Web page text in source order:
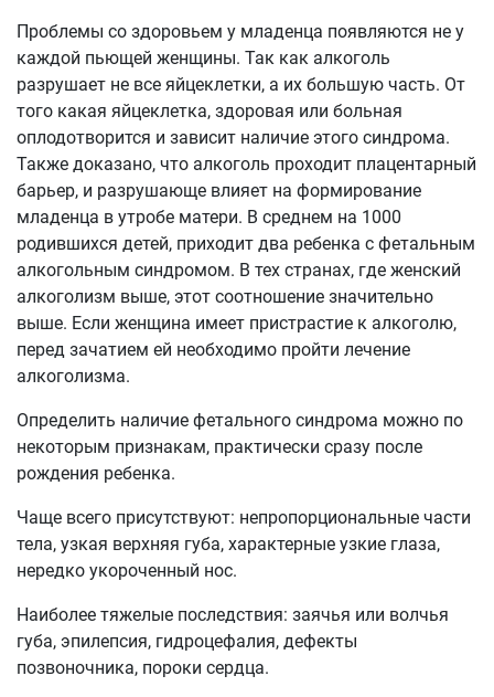
Проблемы со здоровьем у младенца появляются не у
каждой пьющей женщины. Так как алкоголь
разрушает не все яйцеклетки, а их большую часть. От
того какая яйцеклетка, здоровая или больная
оплодотворится и зависит наличие этого синдрома.
Также доказано, что алкоголь проходит плацентарный
барьер, и разрушающе влияет на формирование
младенца в утробе матери. В среднем на 1000
родившихся детей, приходит два ребенка с фетальным
алкогольным синдромом. В тех странах, где женский
алкоголизм выше, этот соотношение значительно
выше. Если женщина имеет пристрастие к алкоголю,
перед зачатием ей необходимо пройти лечение
алкоголизма.
Определить наличие фетального синдрома можно по
некоторым признакам, практически сразу после
рождения ребенка.
Чаще всего присутствуют: непропорциональные части
тела, узкая верхняя губа, характерные узкие глаза,
нередко укороченный нос.
Наиболее тяжелые последствия: заячья или волчья
губа, эпилепсия, гидроцефалия, дефекты
позвоночника, пороки сердца.